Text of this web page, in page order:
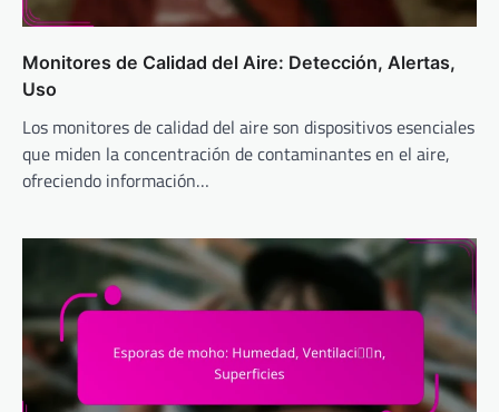
Monitores de Calidad del Aire: Detección, Alertas,
Uso
Los monitores de calidad del aire son dispositivos esenciales
que miden la concentración de contaminantes en el aire,
ofreciendo información…